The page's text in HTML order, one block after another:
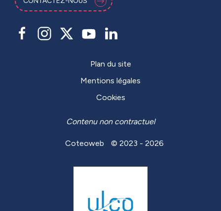
Plan du site
Mentions légales
Cookies
Contenu non contractuel
Coteoweb © 2023 - 2026